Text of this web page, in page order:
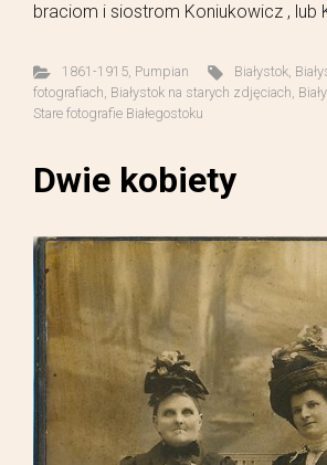
braciom i siostrom Koniukowicz , lub
1861-1915, Pumpian Białystok,
fotografiach, Białystok na starych zdjęciach,
Stare fotografie Białegostoku
Dwie kobiety